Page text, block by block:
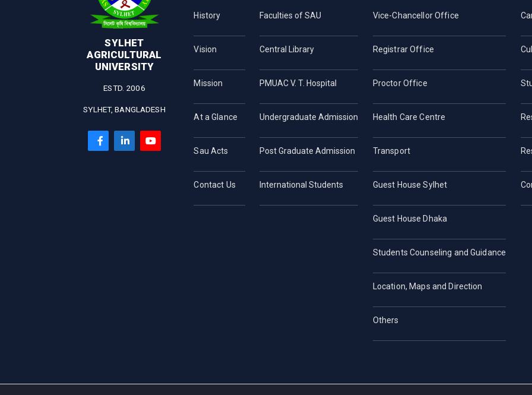
SYLHET
AGRICULTURAL
UNIVERSITY
ESTD. 2006
SYLHET, BANGLADESH
History
Vision
Mission
At a Glance
Sau Acts
Contact Us
Faculties of SAU
Central Library
PMUAC V. T. Hospital
Undergraduate Admission
Post Graduate Admission
International Students
Vice-Chancellor Office
Registrar Office
Proctor Office
Health Care Centre
Transport
Guest House Sylhet
Guest House Dhaka
Students Counseling and Guidance
Location, Maps and Direction
Others